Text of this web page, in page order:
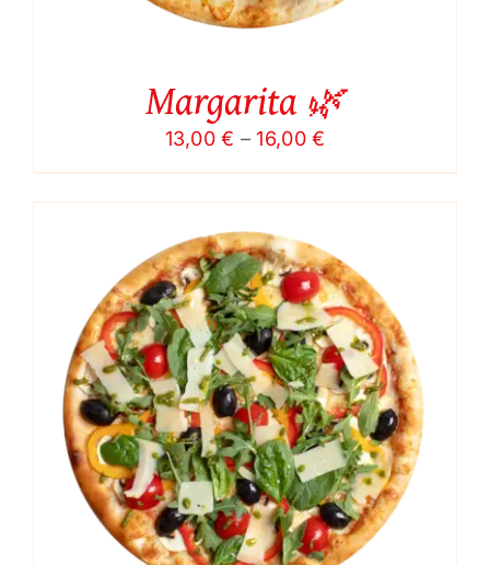
Margarita 🌿
13,00€ – 16,00€
range:
13,00 €
16,00 €